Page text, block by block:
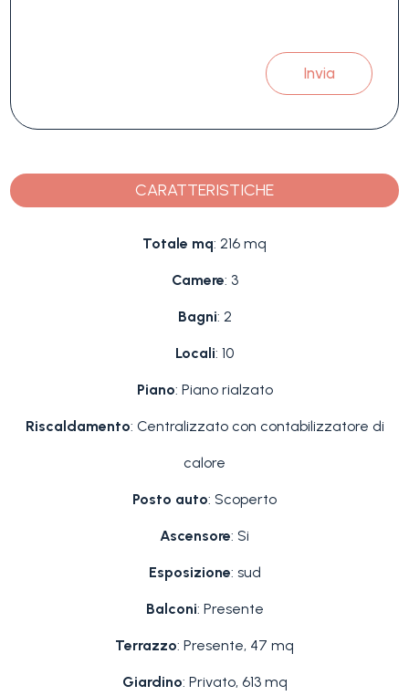
Invia
CARATTERISTICHE
Totale mq: 216 mq
Camere: 3
Bagni: 2
Locali: 10
Piano: Piano rialzato
Riscaldamento: Centralizzato con contabilizzatore di
calore
Posto auto: Scoperto
Ascensore: Si
Esposizione: sud
Balconi: Presente
Terrazzo: Presente, 47 mq
Giardino: Privato, 613 mq